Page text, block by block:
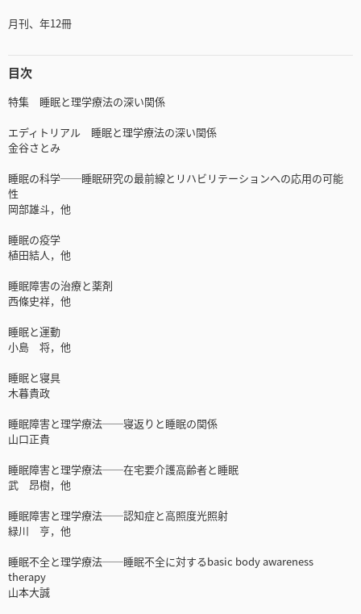
月刊、年12冊
目次
特集 睡眠と理学療法の深い関係
エディトリアル 睡眠と理学療法の深い関係
金谷さとみ
睡眠の科学──睡眠研究の最前線とリハビリテーションへの応用の可能
性
岡部雄斗，他
睡眠の疫学
植田結人，他
睡眠障害の治療と薬剤
西條史祥，他
睡眠と運動
小島 将，他
睡眠と寝具
木暮貴政
睡眠障害と理学療法──寝返りと睡眠の関係
山口正貴
睡眠障害と理学療法──在宅要介護高齢者と睡眠
武 昂樹，他
睡眠障害と理学療法──認知症と高照度光照射
緑川 亨，他
睡眠不全と理学療法──睡眠不全に対するbasic body awareness
therapy
山本大誠